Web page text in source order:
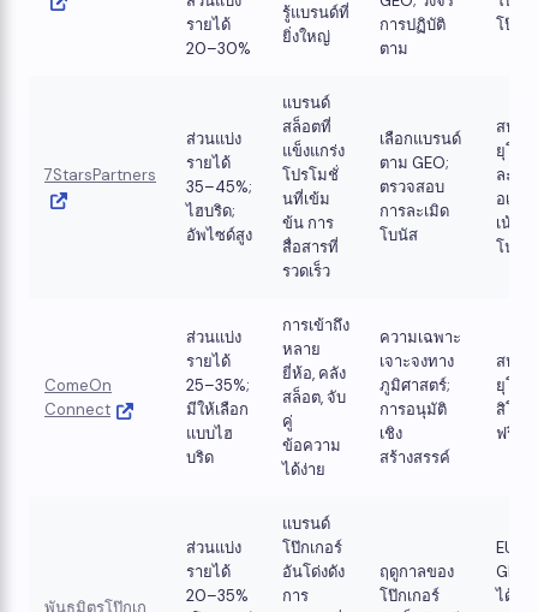
รายได้
20–30%
รู้แบรนด์ที่
ยิ่งใหญ่
การปฏิบัติ
ตาม
โป๊กเ
7StarsPartners
ส่วนแบ่ง
รายได้
35–45%;
ไฮบริด;
อัพไซด์สูง
แบรนด์
สล็อตที่
แข็งแกร่ง
โปรโมชั่
นที่เข้ม
ข้น การ
สื่อสารที่
รวดเร็ว
เลือกแบรนด์
ตาม GEO;
ตรวจสอบ
การละเมิด
โบนัส
สหภ
ยุโรป
ละติน
อเมริ
เน้นค
โน
ComeOn
Connect
ส่วนแบ่ง
รายได้
25–35%;
มีให้เลือก
แบบไฮ
บริด
การเข้าถึง
หลาย
ยี่ห้อ, คลัง
สล็อต, จับ
คู่
ข้อความ
ได้ง่าย
ความเฉพาะ
เจาะจงทาง
ภูมิศาสตร์;
การอนุมัติ
เชิง
สร้างสรรค์
สหภ
ยุโรป
สิโนแ
ฟรีส
พันธมิตรโป๊กเก
ส่วนแบ่ง
รายได้
20–35%
แบรนด์
โป๊กเกอร์
อันโด่งดัง
การ
ฤดูกาลของ
โป๊กเกอร์
EU แ
ได้รับ